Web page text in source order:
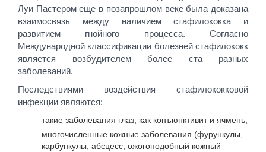
Луи Пастером еще в позапрошлом веке была доказана
взаимосвязь между наличием стафилококка и
развитием гнойного процесса. Согласно
Международной классификации болезней стафилококк
является возбудителем более ста разных
заболеваний.
Последствиями воздействия стафилококковой
инфекции являются:
такие заболевания глаз, как конъюнктивит и ячмень;
многочисленные кожные заболевания (фурункулы,
карбункулы, абсцесс, ожогоподобный кожный